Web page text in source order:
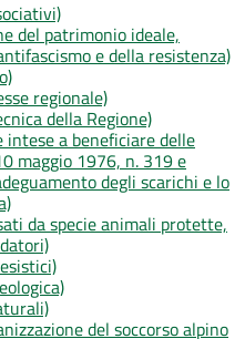
del patrimonio ideale,
e della resistenza)
regionale)
della Regione)
a beneficiare delle
maggio 1976, n. 319 e
degli scarichi e lo
da specie animali protette,
del soccorso alpino